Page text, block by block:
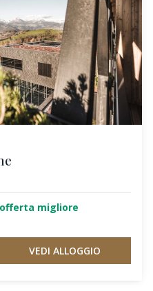
migliore
VEDI ALLOGGIO